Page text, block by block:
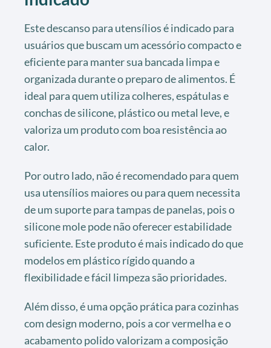
Este descanso para utensílios é indicado para
usuários que buscam um acessório compacto e
eficiente para manter sua bancada limpa e
organizada durante o preparo de alimentos. É
ideal para quem utiliza colheres, espátulas e
conchas de silicone, plástico ou metal leve, e
valoriza um produto com boa resistência ao
calor.
Por outro lado, não é recomendado para quem
usa utensílios maiores ou para quem necessita
de um suporte para tampas de panelas, pois o
silicone mole pode não oferecer estabilidade
suficiente. Este produto é mais indicado do que
modelos em plástico rígido quando a
flexibilidade e fácil limpeza são prioridades.
Além disso, é uma opção prática para cozinhas
com design moderno, pois a cor vermelha e o
acabamento polido valorizam a composição